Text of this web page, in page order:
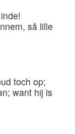
så lille
toch op;
want hij is